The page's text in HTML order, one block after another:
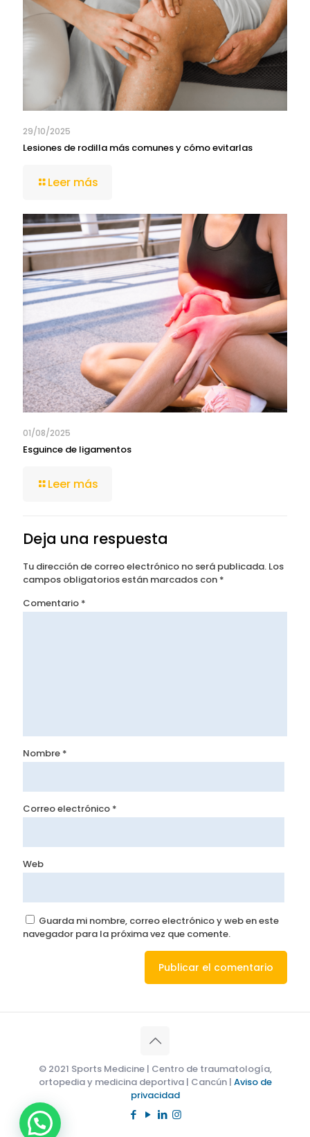
29/10/2025
Lesiones de rodilla más comunes y cómo evitarlas
Leer más
01/08/2025
Esguince de ligamentos
Leer más
Deja una respuesta
Tu dirección de correo electrónico no será publicada. Los
campos obligatorios están marcados con *
Comentario *
Nombre *
Correo electrónico *
Web
Guarda mi nombre, correo electrónico y web en este
navegador para la próxima vez que comente.
© 2021 Sports Medicine | Centro de traumatología,
ortopedia y medicina deportiva | Cancún | Aviso de
privacidad